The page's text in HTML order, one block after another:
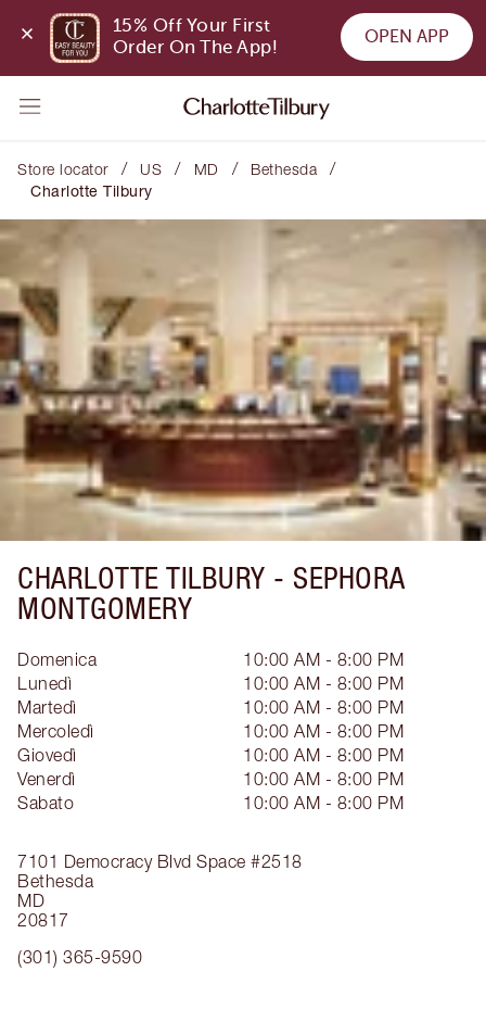
15% Off Your First
Order On The App!
OPEN APP
Store locator / US / MD / Bethesda /
Charlotte Tilbury
CHARLOTTE TILBURY - SEPHORA
MONTGOMERY
7101 Democracy Blvd Space #2518
Bethesda
MD
20817
(301) 365-9590
Domenica
10:00 AM - 8:00 PM
Lunedì
10:00 AM - 8:00 PM
Martedì
10:00 AM - 8:00 PM
Mercoledì
10:00 AM - 8:00 PM
Giovedì
10:00 AM - 8:00 PM
Venerdì
10:00 AM - 8:00 PM
Sabato
10:00 AM - 8:00 PM